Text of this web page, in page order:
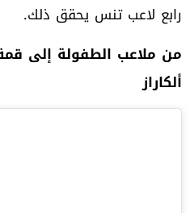
رابع لاعب تنس يحقق ذلك.
من ملاعب الطفولة إلى
ألكاراز